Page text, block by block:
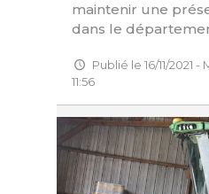
maintenir une
dans le
Publié le 16/11/2021 -
11:56